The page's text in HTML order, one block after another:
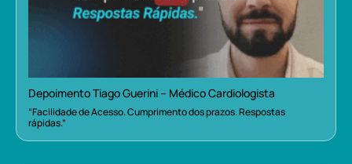
Depoimento Tiago Guerini – Médico Cardiologista
“Facilidade de Acesso. Cumprimento dos prazos. Respostas
rápidas.”